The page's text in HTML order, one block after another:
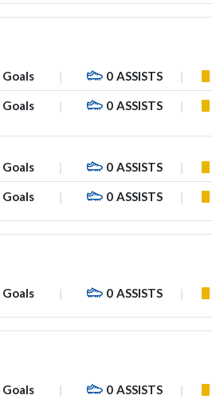
Goals 0 ASSISTS
Goals 0 ASSISTS
Goals 0 ASSISTS
Goals 0 ASSISTS
Goals 0 ASSISTS
Goals 0 ASSISTS